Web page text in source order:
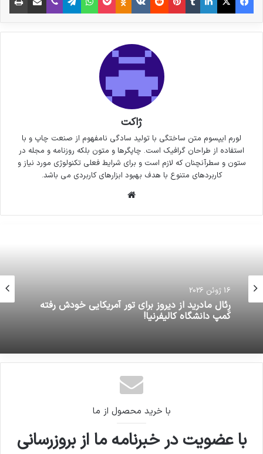
ژاکت
لورم ایپسوم متن ساختگی با تولید سادگی نامفهوم از صنعت چاپ و با
استفاده از طراحان گرافیک است. چاپگرها و متون بلکه روزنامه و مجله در
ستون و سطرآنچنان که لازم است و برای شرایط فعلی تکنولوژی مورد نیاز و
کاربردهای متنوع با هدف بهبود ابزارهای کاربردی می باشد.
16 ژوئن 2026
رِئال مادرید از دیروز برای تور آمریکایی خودش رفته
16 ژوئن 2026
آقای نماینده شهامت این است که از سرباز سیلی
خورده عذرخواهی کنی،نه اینکه بر سر منتقدان فریاد
با خرید محصول از ما
با عضویت در خبرنامه ما از بروزرسانی